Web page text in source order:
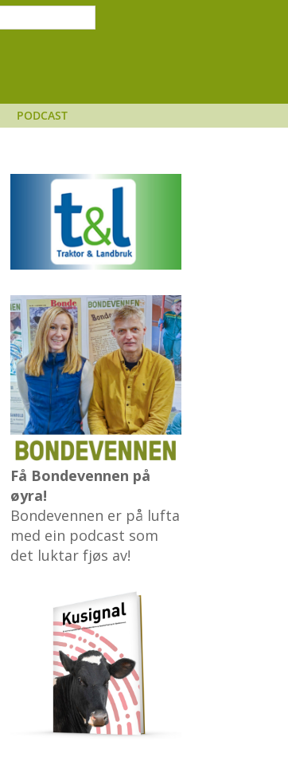
PODCAST
Få Bondevennen på
øyra!
Bondevennen er på lufta
med ein podcast som
det luktar fjøs av!